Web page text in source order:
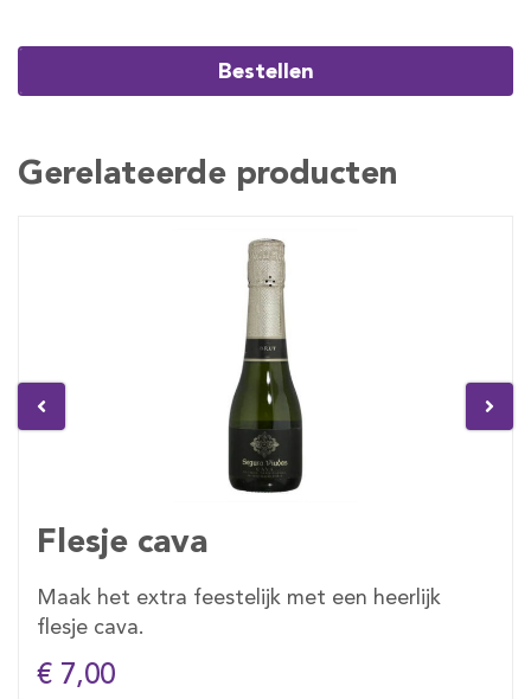
Bestellen
Gerelateerde producten
Flesje cava
Maak het extra feestelijk met een heerlijk
flesje cava.
€ 7,00